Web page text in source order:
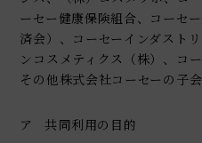
ーセー健康保険組合、コーセ
済会）、コーセーインダスト
ンコスメティクス（株）、コ
その他株式会社コーセーの子
ア
共同利用の目的